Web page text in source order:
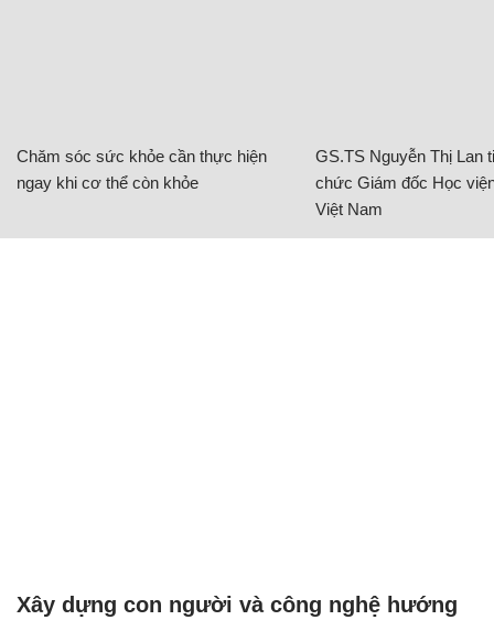
Chăm sóc sức khỏe cần thực hiện
ngay khi cơ thể còn khỏe
GS.TS Nguyễn Thị Lan
chức Giám đốc Học
Việt Nam
Xây dựng con người và công nghệ hướng